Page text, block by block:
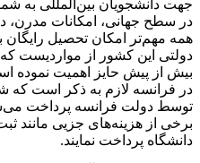
جهت دانشجویان بین‌المللی به
در سطح جهانی، امکانات مدرن،
همه مهم‌تر امکان تحصیل
دولتی این کشور از مواردیست
بیش از پیش حایز اهمیت نموده
در فرانسه لازم به ذکر است
توسط دولت فرانسه پرداخت
برخی از هزینه‌های جزیی مانند
دانشگاه پرداخت نمایند.